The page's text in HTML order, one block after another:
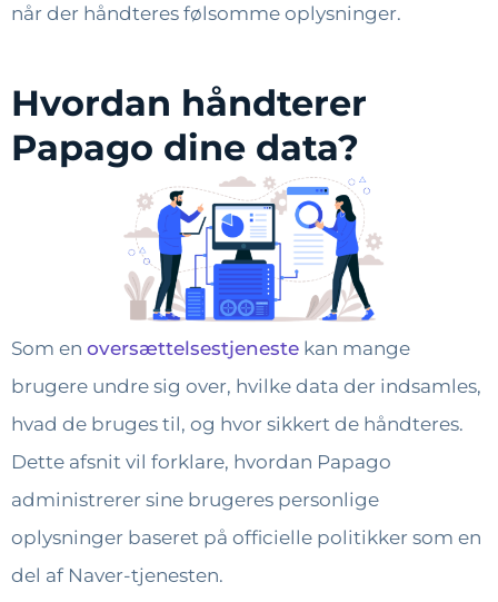
når der håndteres følsomme oplysninger.
Hvordan håndterer
Papago dine data?
Som en oversættelsestjeneste kan mange
brugere undre sig over, hvilke data der indsamles,
hvad de bruges til, og hvor sikkert de håndteres.
Dette afsnit vil forklare, hvordan Papago
administrerer sine brugeres personlige
oplysninger baseret på officielle politikker som en
del af Naver-tjenesten.